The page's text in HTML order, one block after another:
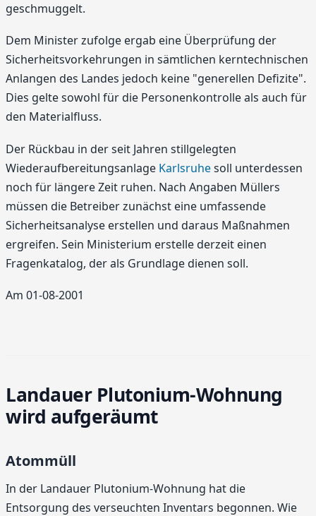
geschmuggelt.
Dem Minister zufolge ergab eine Überprüfung der
Sicherheitsvorkehrungen in sämtlichen kerntechnischen
Anlangen des Landes jedoch keine "generellen Defizite".
Dies gelte sowohl für die Personenkontrolle als auch für
den Materialfluss.
Der Rückbau in der seit Jahren stillgelegten
Wiederaufbereitungsanlage Karlsruhesoll unterdessen
noch für längere Zeit ruhen. Nach Angaben Müllers
müssen die Betreiber zunächst eine umfassende
Sicherheitsanalyse erstellen und daraus Maßnahmen
ergreifen. Sein Ministerium erstelle derzeit einen
Fragenkatalog, der als Grundlage dienen soll.
Am 01-08-2001
Landauer Plutonium-Wohnung
wird aufgeräumt
Atommüll
In der Landauer Plutonium-Wohnung hat die
Entsorgung des verseuchten Inventars begonnen. Wie